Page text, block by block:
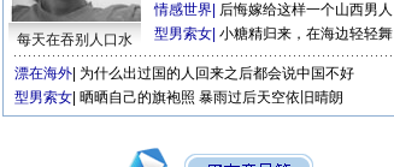
每天在吞别人口水
情感世界 后悔嫁给这样一个山西男人
型男索女 小糖精归来，在海边轻轻舞
漂在海外 为什么出过国的人回来之后都会说中国不好
型男索女 晒晒自己的旗袍照 暴雨过后天空依旧晴朗